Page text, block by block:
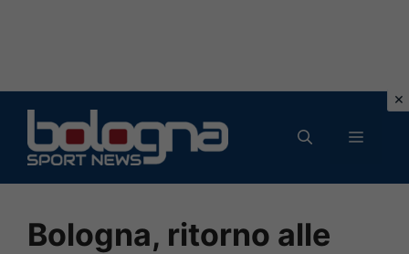
contenuto
MENU
Bologna, ritorno alle